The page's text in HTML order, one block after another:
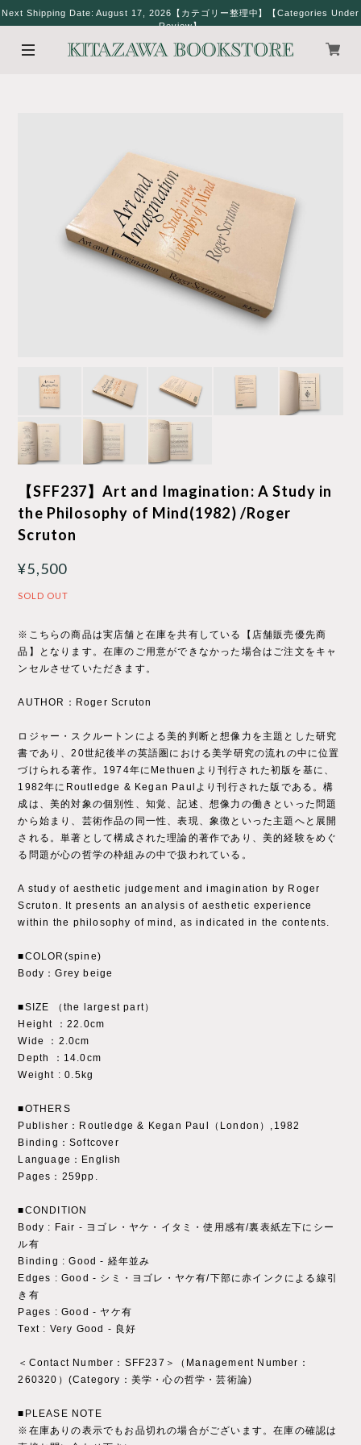
Next Shipping Date: August 17, 2026【カテゴリー整理中】【Categories Under
Review】
【SFF237】Art and Imagination: A Study in
the Philosophy of Mind(1982) /Roger
Scruton
¥5,500
SOLD OUT
※こちらの商品は実店舗と在庫を共有している【店舗販売優先商
品】となります。在庫のご用意ができなかった場合はご注文をキャ
ンセルさせていただきます。
AUTHOR：Roger Scruton
ロジャー・スクルートンによる美的判断と想像力を主題とした研究
書であり、20世紀後半の英語圏における美学研究の流れの中に位置
づけられる著作。1974年にMethuenより刊行された初版を基に、
1982年にRoutledge & Kegan Paulより刊行された版である。構
成は、美的対象の個別性、知覚、記述、想像力の働きといった問題
から始まり、芸術作品の同一性、表現、象徴といった主題へと展開
される。単著として構成された理論的著作であり、美的経験をめぐ
る問題が心の哲学の枠組みの中で扱われている。
A study of aesthetic judgement and imagination by Roger
Scruton. It presents an analysis of aesthetic experience
within the philosophy of mind, as indicated in the contents.
■COLOR(spine)
Body：Grey beige
■SIZE （the largest part）
Height ：22.0cm
Wide ：2.0cm
Depth ：14.0cm
Weight : 0.5kg
■OTHERS
Publisher：Routledge & Kegan Paul（London）,1982
Binding：Softcover
Language：English
Pages：259pp.
■CONDITION
Body : Fair - ヨゴレ・ヤケ・イタミ・使用感有/裏表紙左下にシー
ル有
Binding : Good - 経年並み
Edges : Good - シミ・ヨゴレ・ヤケ有/下部に赤インクによる線引
き有
Pages : Good - ヤケ有
Text : Very Good - 良好
＜Contact Number：SFF237＞（Management Number：
260320）(Category：美学・心の哲学・芸術論)
■PLEASE NOTE
※在庫ありの表示でもお品切れの場合がございます。在庫の確認は